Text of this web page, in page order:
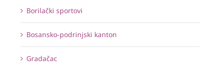
Borilački sportovi
Bosansko-podrinjski kanton
Gradačac